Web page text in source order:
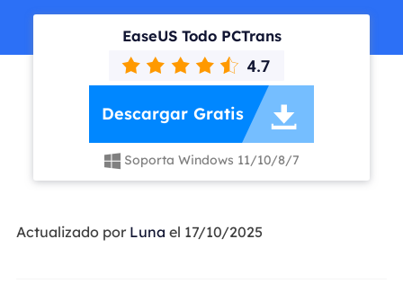
EaseUS Todo PCTrans
Descargar Gratis 
Soporta Windows 11/10/8/7
Actualizado por Luna el 17/10/2025